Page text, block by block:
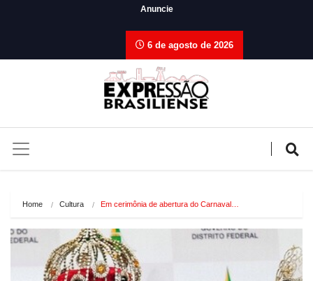
Anuncie
6 de agosto de 2026
Home Cultura Em cerimônia de abertura do Carnaval…